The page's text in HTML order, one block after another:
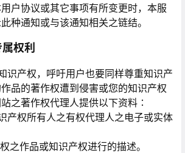
户协议或其它事项有所变更时，本服
种通知或与该通知相关之链结。
权利
识产权，呼吁用户也要同样尊重知识产
品的著作权遭到侵害或您的知识产权
之著作权代理人提供以下资料∶
产权所有人之有权代理人之电子或实体
之作品或知识产权进行的描述。